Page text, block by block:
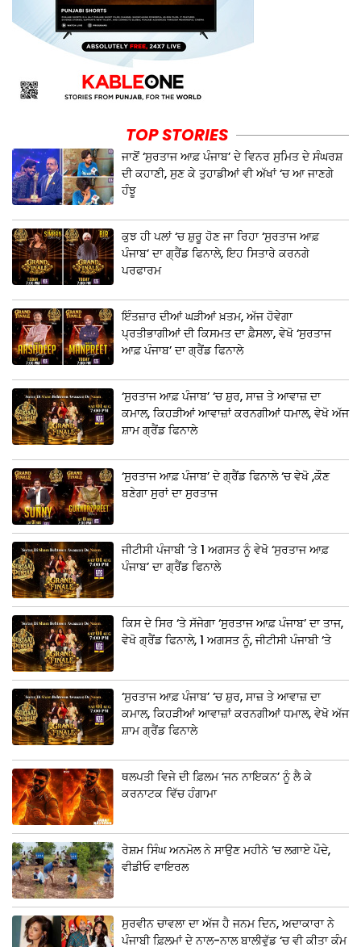
TOP STORIES
ਜਾਣੋਂ ‘ਸੁਰਤਾਜ ਆਫ਼ ਪੰਜਾਬ’ ਦੇ ਵਿਨਰ ਸੁਮਿਤ ਦੇ ਸੰਘਰਸ਼
ਦੀ ਕਹਾਣੀ, ਸੁਣ ਕੇ ਤੁਹਾਡੀਆਂ ਵੀ ਅੱਖਾਂ ‘ਚ ਆ ਜਾਣਗੇ
ਹੰਝੂ
ਕੁਝ ਹੀ ਪਲਾਂ ‘ਚ ਸ਼ੁਰੂ ਹੋਣ ਜਾ ਰਿਹਾ ‘ਸੁਰਤਾਜ ਆਫ਼
ਪੰਜਾਬ’ ਦਾ ਗ੍ਰੈਂਡ ਫਿਨਾਲੇ, ਇਹ ਸਿਤਾਰੇ ਕਰਨਗੇ
ਪਰਫਾਰਮ
ਇੰਤਜ਼ਾਰ ਦੀਆਂ ਘੜੀਆਂ ਖ਼ਤਮ, ਅੱਜ ਹੋਵੇਗਾ
ਪ੍ਰਤੀਭਾਗੀਆਂ ਦੀ ਕਿਸਮਤ ਦਾ ਫ਼ੈਸਲਾ, ਵੇਖੋ ‘ਸੁਰਤਾਜ
ਆਫ਼ ਪੰਜਾਬ’ ਦਾ ਗ੍ਰੈਂਡ ਫਿਨਾਲੇ
‘ਸੁਰਤਾਜ ਆਫ਼ ਪੰਜਾਬ’ ‘ਚ ਸ਼ੁਰ, ਸਾਜ਼ ਤੇ ਆਵਾਜ਼ ਦਾ
ਕਮਾਲ, ਕਿਹੜੀਆਂ ਆਵਾਜ਼ਾਂ ਕਰਨਗੀਆਂ ਧਮਾਲ, ਵੇਖੋ ਅੱਜ
ਸ਼ਾਮ ਗ੍ਰੈਂਡ ਫਿਨਾਲੇ
‘ਸੁਰਤਾਜ ਆਫ਼ ਪੰਜਾਬ’ ਦੇ ਗ੍ਰੈਂਡ ਫਿਨਾਲੇ ‘ਚ ਵੇਖੋ ,ਕੌਣ
ਬਣੇਗਾ ਸੁਰਾਂ ਦਾ ਸੁਰਤਾਜ
ਜੀਟੀਸੀ ਪੰਜਾਬੀ ‘ਤੇ 1 ਅਗਸਤ ਨੂੰ ਵੇਖੋ ‘ਸੁਰਤਾਜ ਆਫ਼
ਪੰਜਾਬ’ ਦਾ ਗ੍ਰੈਂਡ ਫਿਨਾਲੇ
ਕਿਸ ਦੇ ਸਿਰ ‘ਤੇ ਸੱਜੇਗਾ ‘ਸੁਰਤਾਜ ਆਫ਼ ਪੰਜਾਬ’ ਦਾ ਤਾਜ,
ਵੇਖੋ ਗ੍ਰੈਂਡ ਫਿਨਾਲੇ, 1 ਅਗਸਤ ਨੂੰ, ਜੀਟੀਸੀ ਪੰਜਾਬੀ ‘ਤੇ
‘ਸੁਰਤਾਜ ਆਫ਼ ਪੰਜਾਬ’ ‘ਚ ਸ਼ੁਰ, ਸਾਜ਼ ਤੇ ਆਵਾਜ਼ ਦਾ
ਕਮਾਲ, ਕਿਹੜੀਆਂ ਆਵਾਜ਼ਾਂ ਕਰਨਗੀਆਂ ਧਮਾਲ, ਵੇਖੋ ਅੱਜ
ਸ਼ਾਮ ਗ੍ਰੈਂਡ ਫਿਨਾਲੇ
ਥਲਪਤੀ ਵਿਜੇ ਦੀ ਫ਼ਿਲਮ ‘ਜਨ ਨਾਇਕਨ’ ਨੂੰ ਲੈ ਕੇ
ਕਰਨਾਟਕ ਵਿੱਚ ਹੰਗਾਮਾ
ਰੇਸ਼ਮ ਸਿੰਘ ਅਨਮੋਲ ਨੇ ਸਾਉਣ ਮਹੀਨੇ ‘ਚ ਲਗਾਏ ਪੌਦੇ,
ਵੀਡੀਓ ਵਾਇਰਲ
ਸੁਰਵੀਨ ਚਾਵਲਾ ਦਾ ਅੱਜ ਹੈ ਜਨਮ ਦਿਨ, ਅਦਾਕਾਰਾ ਨੇ
ਪੰਜਾਬੀ ਫ਼ਿਲਮਾਂ ਦੇ ਨਾਲ-ਨਾਲ ਬਾਲੀਵੁੱਡ ‘ਚ ਵੀ ਕੀਤਾ ਕੰਮ